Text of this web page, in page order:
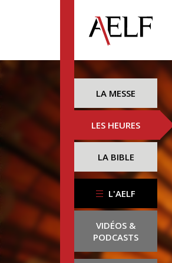
LA MESSE
LES HEURES
LA BIBLE
L'AELF
VIDÉOS &
PODCASTS